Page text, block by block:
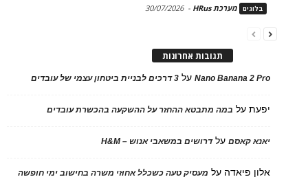
בלוגים מערכת HRus -
30/07/2026
תגובות אחרונות
Nano Banana 2 Proעל 3 דרכים לבניית ביטחון עצמי של עובדים
יפעתעל במה מתבטא ההחזר על ההשקעה בהכשרת עובדים
יאנא קאסםעלדרושים במשאבי אנוש – H&M
אלון פיאדה על מעסיק טעה כשכלל אחוזי משרה בחישוב ימי חופשה